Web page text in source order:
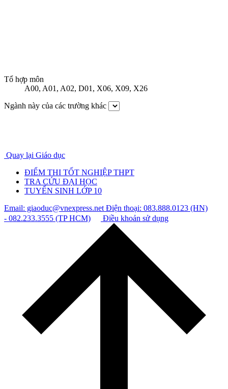
Tổ hợp môn
A00, A01, A02, D01, X06, X09, X26
Ngành này của các trường khác
Quay lại Giáo dục
ĐIỂM THI TỐT NGHIỆP THPT
TRA CỨU ĐẠI HỌC
TUYỂN SINH LỚP 10
Email: giaoduc@vnexpress.netĐiện thoại: 083.888.0123 (HN)
- 082.233.3555 (TP HCM)
Điều khoản sử dụng